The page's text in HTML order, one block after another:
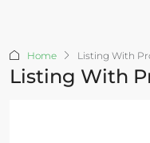
Home Listing With
Listing With